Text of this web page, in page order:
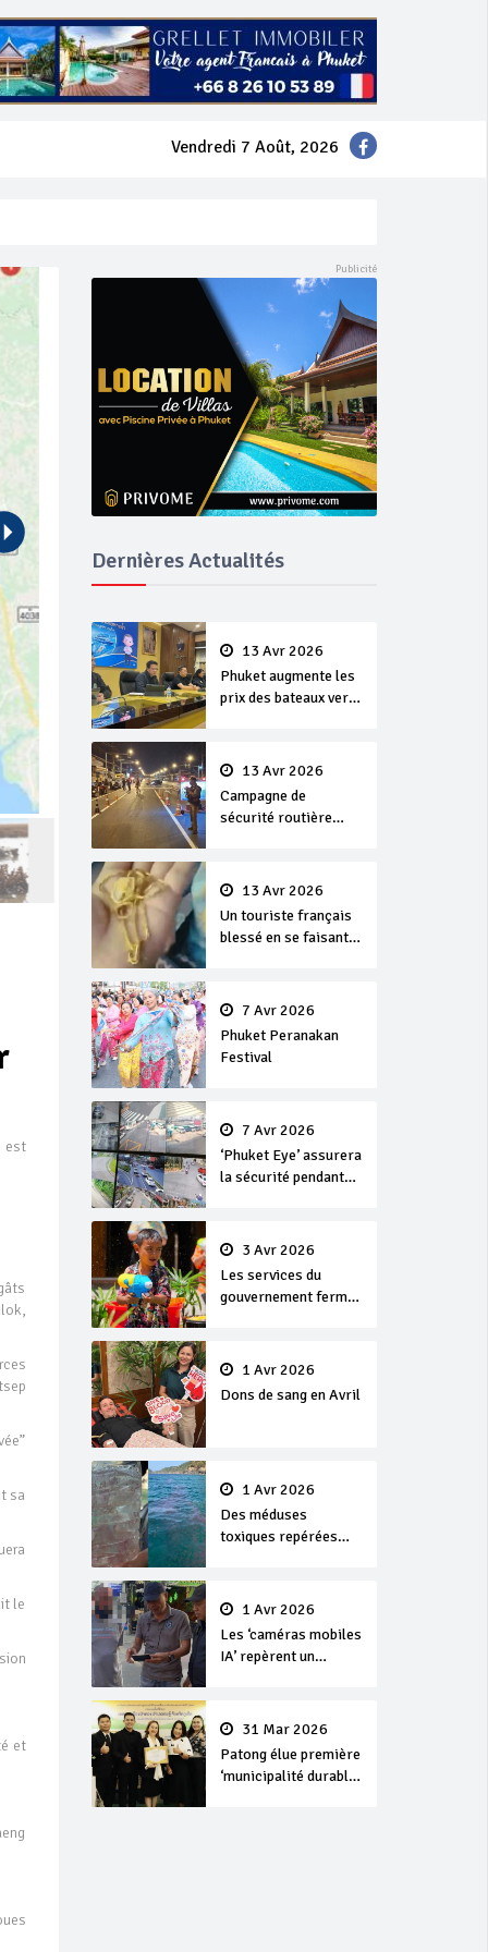
Vendredi 7 Août, 2026
est
sa
le
et
Dernières Actualités
13 Avr 2026
Phuket augmente les
prix des bateaux vers
13 Avr 2026
Campagne de
sécurité routière
13 Avr 2026
Un touriste français
blessé en se faisant
7 Avr 2026
Phuket Peranakan
Festival
7 Avr 2026
‘Phuket Eye’ assurera
la sécurité pendant
3 Avr 2026
Les services du
gouvernement fermés
Songkran
1 Avr 2026
Dons de sang en Avril
1 Avr 2026
Des méduses
toxiques repérées
1 Avr 2026
Les ‘caméras mobiles
IA’ repèrent un
séjour31 Mar 2026
Patong élue première
‘municipalité durable’